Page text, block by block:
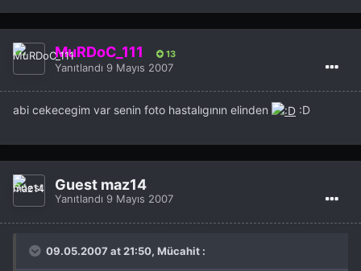
MuRDoC_111 13
Yanıtlandı 9 Mayıs 2007
abi cekecegim var senin foto hastalıgının elinden :D
Guest maz14
Yanıtlandı 9 Mayıs 2007
09.05.2007 at 21:50, Mücahit :